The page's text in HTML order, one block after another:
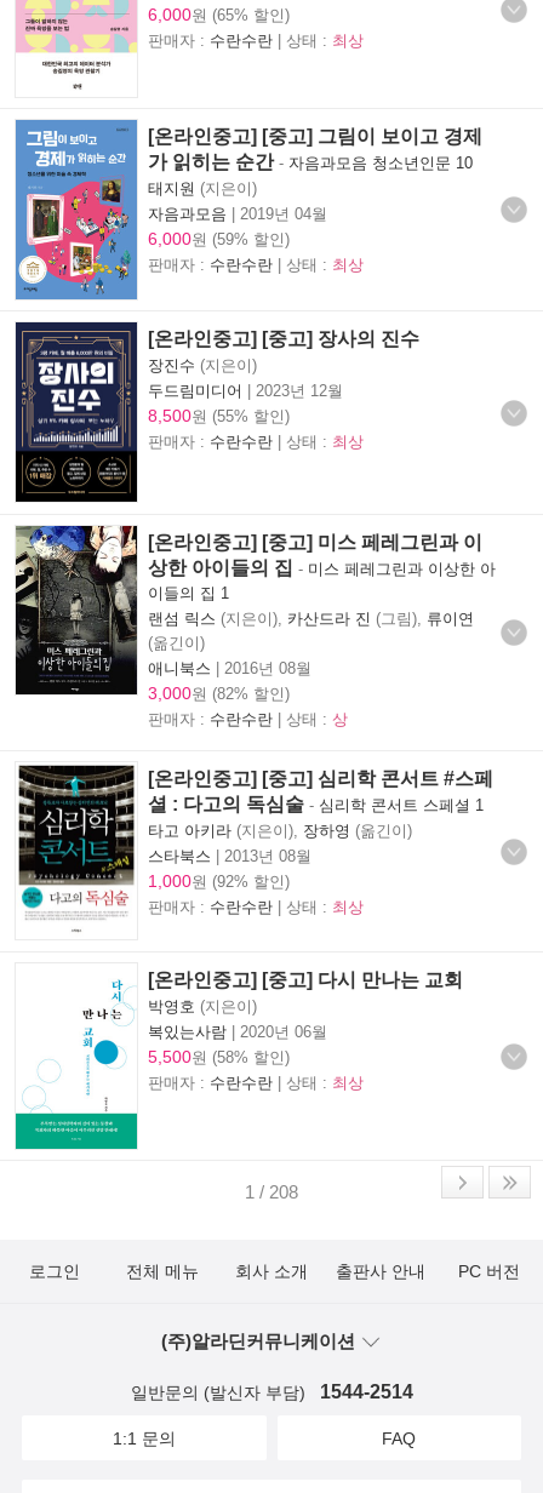
6,000원 (65% 할인)
판매자 : 수란수란 | 상태 : 최상
[온라인중고] [중고] 그림이 보이고 경제
가 읽히는 순간- 자음과모음 청소년인문 10
태지원 (지은이)
자음과모음 | 2019년 04월
6,000원 (59% 할인)
판매자 : 수란수란 | 상태 : 최상
[온라인중고] [중고] 장사의 진수
장진수 (지은이)
두드림미디어 | 2023년 12월
8,500원 (55% 할인)
판매자 : 수란수란 | 상태 : 최상
[온라인중고] [중고] 미스 페레그린과 이
상한 아이들의 집 - 미스 페레그린과 이상한 아
이들의 집 1
랜섬 릭스 (지은이), 카산드라 진 (그림), 류이연
(옮긴이)
애니북스 | 2016년 08월
3,000원 (82% 할인)
판매자 : 수란수란 | 상태 : 상
[온라인중고] [중고] 심리학 콘서트 #스페
셜 : 다고의 독심술 - 심리학 콘서트 스페셜 1
타고 아키라 (지은이), 장하영 (옮긴이)
스타북스 | 2013년 08월
1,000원 (92% 할인)
판매자 : 수란수란 | 상태 : 최상
[온라인중고] [중고] 다시 만나는 교회
박영호 (지은이)
복있는사람 | 2020년 06월
5,500원 (58% 할인)
판매자 : 수란수란 | 상태 : 최상
1 / 208
로그인 전체 메뉴 회사 소개 출판사 안내 PC 버전
(주)알라딘커뮤니케이션
일반문의 (발신자 부담) 1544-2514
1:1 문의 FAQ